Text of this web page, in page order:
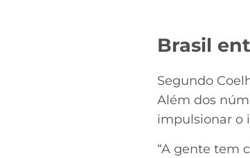
Brasil
Segundo
Além dos
impulsionar o
“A gente tem